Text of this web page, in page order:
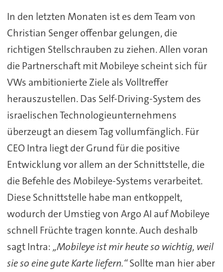
In den letzten Monaten ist es dem Team von
Christian Senger offenbar gelungen, die
richtigen Stellschrauben zu ziehen. Allen voran
die Partnerschaft mit Mobileye scheint sich für
VWs ambitionierte Ziele als Volltreffer
herauszustellen. Das Self-Driving-System des
israelischen Technologieunternehmens
überzeugt an diesem Tag vollumfänglich. Für
CEO Intra liegt der Grund für die positive
Entwicklung vor allem an der Schnittstelle, die
die Befehle des Mobileye-Systems verarbeitet.
Diese Schnittstelle habe man entkoppelt,
wodurch der Umstieg von Argo AI auf Mobileye
schnell Früchte tragen konnte. Auch deshalb
sagt Intra: „Mobileye ist mir heute so wichtig, weil
sie so eine gute Karte liefern.“Sollte man hier aber